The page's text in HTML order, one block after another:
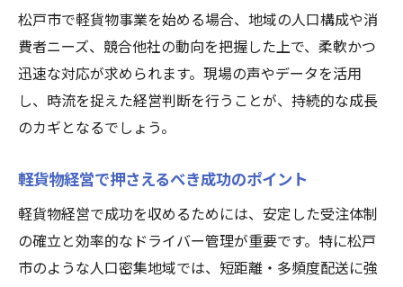
持続可能な軽貨物経営を支える省エネ対策
変動コストに強い軽貨物ビジネスモデル考
察
軽貨物経営者が実践すべき価格戦略のヒン
ト
軽貨物を活かす多角的サービス展開の可能
性
地域密着と軽貨物事業の持続成長ポイント
顧客ニーズに応える軽貨物サービスの工夫
松戸市で軽貨物事業を始める場合、地域の人口構成や消
費者ニーズ、競合他社の動向を把握した上で、柔軟かつ
迅速な対応が求められます。現場の声やデータを活用
し、時流を捉えた経営判断を行うことが、持続的な成長
のカギとなるでしょう。
軽貨物経営で押さえるべき成功のポイント
軽貨物経営で成功を収めるためには、安定した受注体制
の確立と効率的なドライバー管理が重要です。特に松戸
市のような人口密集地域では、短距離・多頻度配送に強